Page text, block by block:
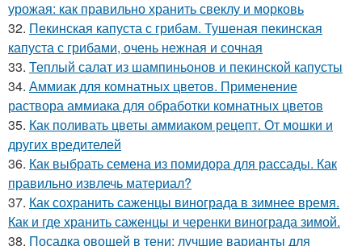
урожая: как правильно хранить свеклу и морковь
32. Пекинская капуста с грибам. Тушеная пекинская
капуста с грибами, очень нежная и сочная
33. Теплый салат из шампиньонов и пекинской капусты
34. Аммиак для комнатных цветов. Применение
раствора аммиака для обработки комнатных цветов
35. Как поливать цветы аммиаком рецепт. От мошки и
других вредителей
36. Как выбрать семена из помидора для рассады. Как
правильно извлечь материал?
37. Как сохранить саженцы винограда в зимнее время.
Как и где хранить саженцы и черенки винограда зимой.
38. Посадка овощей в тени: лучшие варианты для